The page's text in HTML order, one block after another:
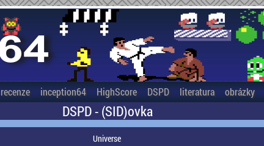
recenze inception64 HighScore DSPD literatura obrázky
DSPD - (SID)ovka
Universe